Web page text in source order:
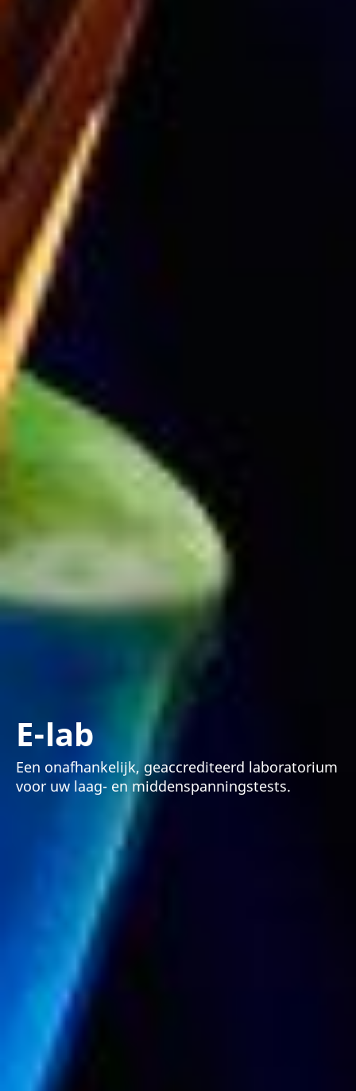
E-lab
Een onafhankelijk, geaccrediteerd laboratorium
voor uw laag- en middenspanningstests.